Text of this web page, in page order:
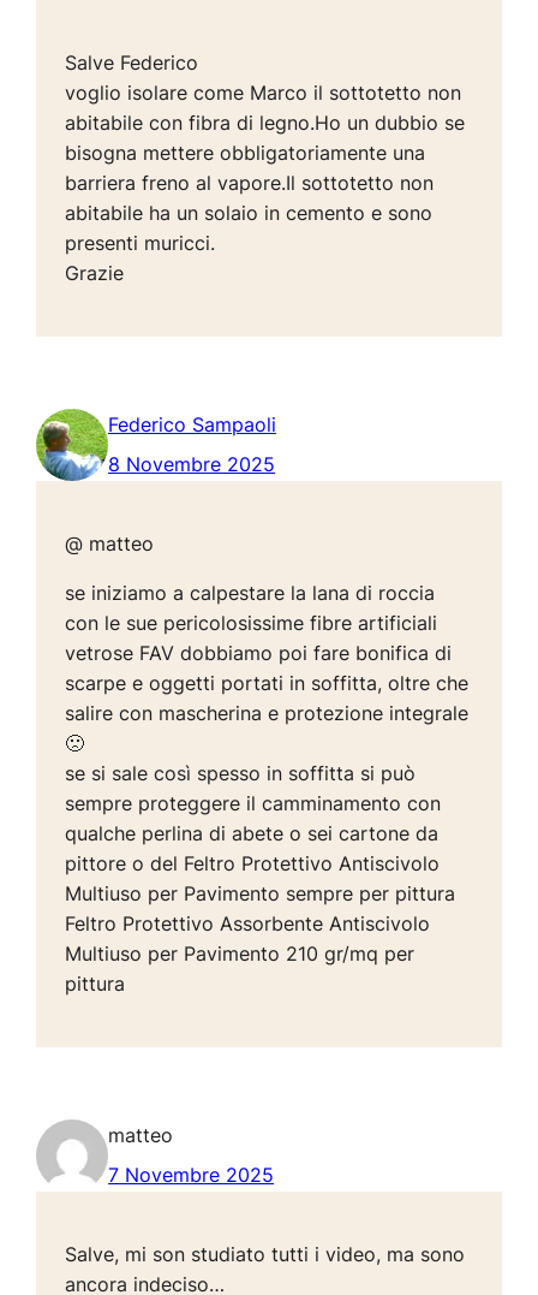
Salve Federico
voglio isolare come Marco il sottotetto non
abitabile con fibra di legno.Ho un dubbio se
bisogna mettere obbligatoriamente una
barriera freno al vapore.Il sottotetto non
abitabile ha un solaio in cemento e sono
presenti muricci.
Grazie
Federico Sampaoli
8 Novembre 2025
@ matteo
se iniziamo a calpestare la lana di roccia
con le sue pericolosissime fibre artificiali
vetrose FAV dobbiamo poi fare bonifica di
scarpe e oggetti portati in soffitta, oltre che
salire con mascherina e protezione integrale
🙁
se si sale così spesso in soffitta si può
sempre proteggere il camminamento con
qualche perlina di abete o sei cartone da
pittore o del Feltro Protettivo Antiscivolo
Multiuso per Pavimento sempre per pittura
Feltro Protettivo Assorbente Antiscivolo
Multiuso per Pavimento 210 gr/mq per
pittura
matteo
7 Novembre 2025
Salve, mi son studiato tutti i video, ma sono
ancora indeciso…